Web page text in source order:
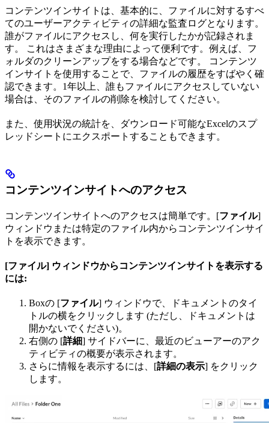
コンテンツインサイトは、基本的に、ファイルに対するすべ
てのユーザーアクティビティの詳細な監査ログとなります。
誰がファイルにアクセスし、何を実行したかが記録されま
す。 これはさまざまな理由によって便利です。例えば、フ
ォルダのクリーンアップをする場合などです。 コンテンツ
インサイトを使用することで、ファイルの履歴をすばやく確
認できます。1年以上、誰もファイルにアクセスしていない
場合は、そのファイルの削除を検討してください。
また、使用状況の統計を、ダウンロード可能なExcelのスプ
レッドシートにエクスポートすることもできます。
コンテンツインサイトへのアクセス
コンテンツインサイトへのアクセスは簡単です。[ファイル]
ウィンドウまたは特定のファイル内からコンテンツインサイ
トを表示できます。
[ファイル] ウィンドウからコンテンツインサイトを表示する
には:
Boxの [ファイル] ウィンドウで、ドキュメントのタイ
トルの横をクリックします (ただし、ドキュメントは
開かないでください)。
右側の [詳細] サイドバーに、最近のビューアーのアク
ティビティの概要が表示されます。
さらに情報を表示するには、[詳細の表示] をクリック
します。